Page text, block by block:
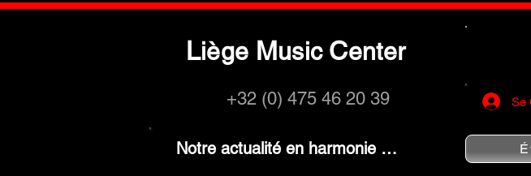
Liège Music Center
+32 (0) 475 46 20 39 Se
Notre actualité en harmonie …